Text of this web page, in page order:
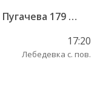
Саратов АВ Центральный ул им Пугачева 179 А — Красный Кут (ул Рабочая 125 А) 622
17:20
Лебедевка с. пов.